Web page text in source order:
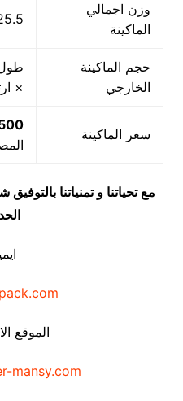
وزن اجمالي
الماكينة
25.5
حجم الماكينة
الخارجي
×
سعر الماكينة
$
مع تحياتنا و تمنياتنا
الموقع
mansy.com